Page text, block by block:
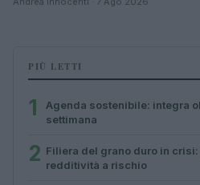
PIÙ LETTI
1
Agenda sostenibile: integra
settimana
2 Filiera del grano duro in
redditività a rischio